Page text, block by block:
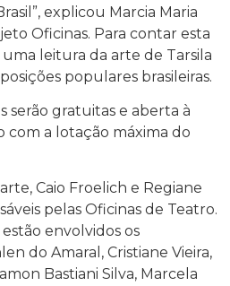
explicou Marcia Maria
Oficinas. Para contar esta
uma leitura da arte de Tarsila
populares brasileiras.
serão gratuitas e aberta à
a lotação máxima do
Caio Froelich e Regiane
pelas Oficinas de Teatro.
envolvidos os
do Amaral, Cristiane Vieira,
Bastiani Silva, Marcela